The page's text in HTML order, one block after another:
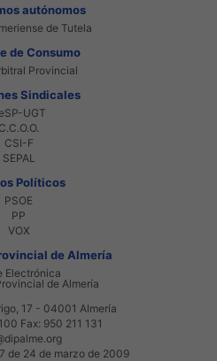
autónomos
de Tutela
de Consumo
Provincial
Sindicales
UGT
C.C.O.O.
CSI-F
SEPAL
Políticos
PSOE
PP
VOX
de Almería
Electrónica
de Almería
17 - 04001 Almería
Fax: 950 211 131
de 24 de marzo de 2009